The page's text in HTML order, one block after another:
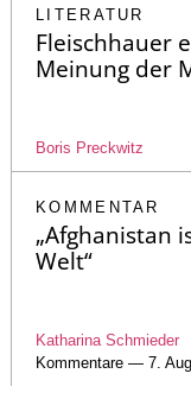
LITERATUR
Fleischhauer
Meinung der
Boris Preckwitz
KOMMENTAR
„Afghanistan
Welt“
Katharina Schmieder
Kommentare — 7.